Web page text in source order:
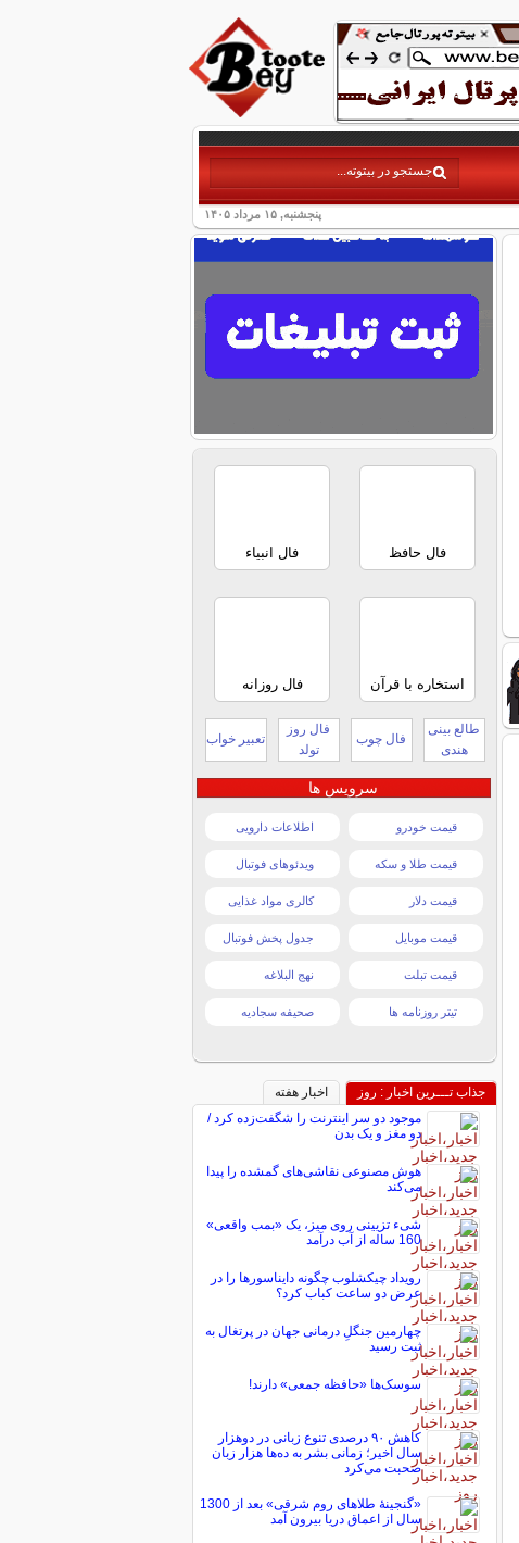
پنجشنبه, ۱۵ مرداد ۱۴۰۵
فال حافظ فال انبیاء
استخاره با قرآن فال روزانه
طالع بینی
هندی
فال چوب
فال روز
تولد
تعبیر خواب
سرویس ها
قیمت خودرو اطلاعات دارویی
قیمت طلا و سکه ویدئوهای فوتبال
قیمت دلار کالری مواد غذایی
قیمت موبایل جدول پخش فوتبال
قیمت تبلت نهج البلاغه
تیتر روزنامه ها صحیفه سجادیه
جذاب تـــرین اخبار : روز
اخبار هفته
موجود دو سر اینترنت را شگفت‌زده کرد /
دو مغز و یک بدن
هوش مصنوعی نقاشی‌های گمشده را پیدا
می‌کند
شیء تزیینی روی میز، یک «بمب واقعی»
160 ساله از آب درآمد
رویداد چیکشلوب چگونه دایناسورها را در
عرض دو ساعت کباب کرد؟
چهارمین جنگلِ درمانی جهان در پرتغال به
ثبت رسید
سوسک‌ها «حافظه جمعی» دارند!
کاهش ۹۰ درصدی تنوع زبانی در دوهزار
سال اخیر؛ زمانی بشر به ده‌ها هزار زبان
صحبت می‌کرد
«گنجینۀ طلاهای روم شرقی» بعد از 1300
سال از اعماق دریا بیرون آمد